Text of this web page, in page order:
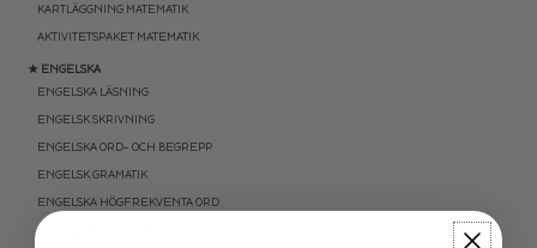
KARTLÄGGNING MATEMATIK
AKTIVITETSPAKET MATEMATIK
★ ENGELSKA
ENGELSKA LÄSNING
ENGELSK SKRIVNING
ENGELSKA ORD- OCH BEGREPP
ENGELSK GRAMATIK
ENGELSKA HÖGFREKVENTA ORD
ENGELSK MUNTLIGA FÄRDIGHET